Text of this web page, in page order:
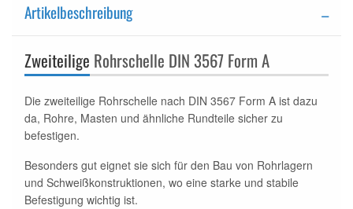
Artikelbeschreibung
Zweiteilige Rohrschelle DIN 3567 Form A
Die zweiteilige Rohrschelle nach DIN 3567 Form A ist dazu
da, Rohre, Masten und ähnliche Rundteile sicher zu
befestigen.
Besonders gut eignet sie sich für den Bau von Rohrlagern
und Schweißkonstruktionen, wo eine starke und stabile
Befestigung wichtig ist.